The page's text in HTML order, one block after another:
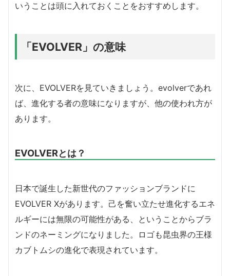
いうことは頭に入れておくことをおすすめします。
「EVOLVER」の意味
次に、EVOLVERを見ていきましょう。evolverであれ
ば、進化する者の意味になりますが、他の使われ方が
あります。
EVOLVERとは？
日本で誕生した新世代のファッションブランドに
EVOLVER Xがあります。己を奮い立たせ進化するエネ
ルギーには無限の可能性がある、ということからブラ
ンドのネーミングになりました。ロゴも昆虫界の王様
カブトムシの進化で表現されています。